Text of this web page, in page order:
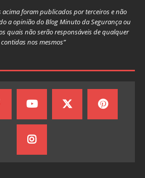
acima foram publicados por terceiros e não
a opinião do Blog Minuto da Segurança ou
quais não serão responsáveis de qualquer
nos mesmos”